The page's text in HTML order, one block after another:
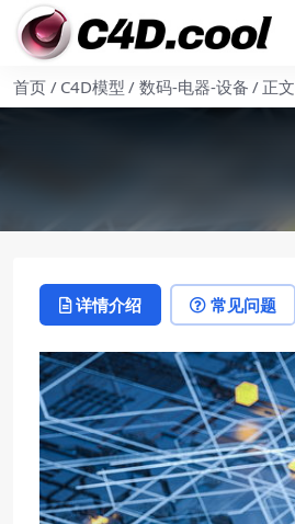
首页 C4D模型 数码-电器-设备 正文
详情介绍 常见问题